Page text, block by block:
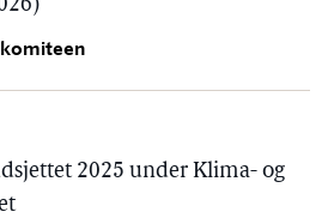
2025 under Klima- og